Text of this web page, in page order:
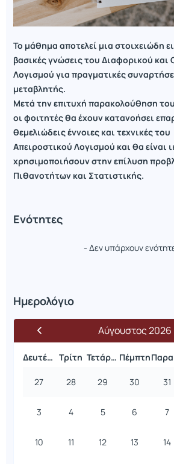
Το μάθημα αποτελεί μια στοιχειώδη
βασικές γνώσεις του Διαφορικού
Λογισμού για πραγματικές
μεταβλητής.
Μετά την επιτυχή παρακολούθηση
οι φοιτητές θα έχουν κατανοήσει
θεμελιώδεις έννοιες και τεχνικές του
Απειροστικού Λογισμού και θα είναι
χρησιμοποιήσουν στην επίλυση
Πιθανοτήτων και Στατιστικής.
Ενότητες
- Δεν υπάρχουν
Ημερολόγιο
Αύγουστος 2026
Δευτέρα Τρίτη Τετάρτη Πέμπτη
27 28 29 30 31
3 4 5 6 7
10 11 12 13 14